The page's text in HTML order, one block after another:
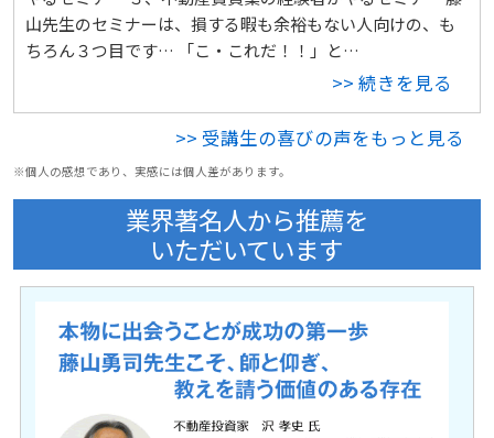
山先生のセミナーは、損する暇も余裕もない人向けの、も
ちろん３つ目です… 「こ・これだ！！」と…
>> 続きを見る
>> 受講生の喜びの声をもっと見る
※個人の感想であり、実感には個人差があります。
業界著名人から推薦を
いただいています